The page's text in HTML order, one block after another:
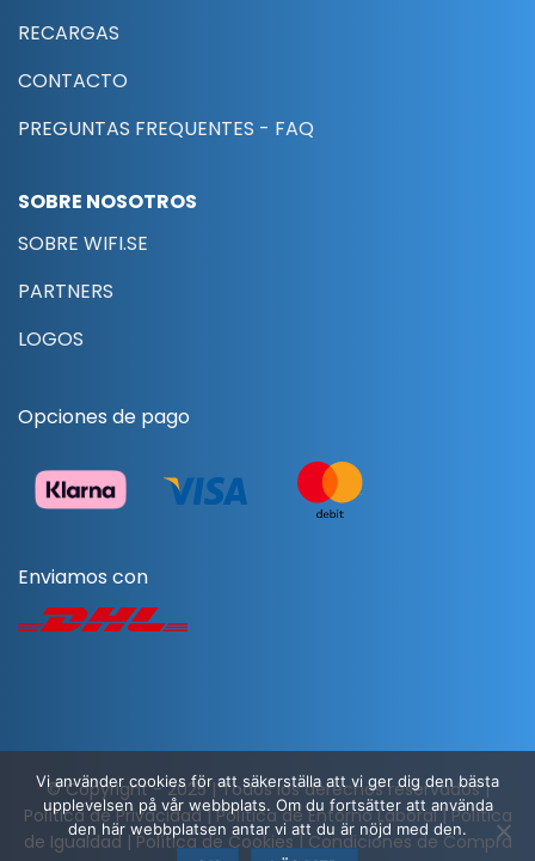
RECARGAS
CONTACTO
PREGUNTAS FREQUENTES - FAQ
SOBRE NOSOTROS
SOBRE WIFI.SE
PARTNERS
LOGOS
Opciones de pago
Enviamos con
© Copyright - 2025 | Todos los derechos reservados |
Política de Privacidad|Política de Entorno Laboral|Política
de Igualdad|Política de Cookies|Condiciones de Compra
Vi använder cookies för att säkerställa att vi ger dig den bästa
upplevelsen på vår webbplats. Om du fortsätter att använda
den här webbplatsen antar vi att du är nöjd med den.